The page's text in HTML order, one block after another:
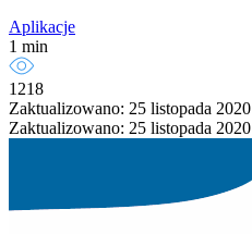
Aplikacje
1 min
1218
Zaktualizowano: 25 listopada 2020
Zaktualizowano: 25 listopada 2020